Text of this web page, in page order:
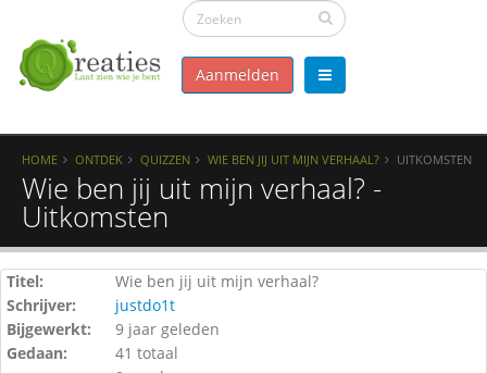
Aanmelden
HOME ONTDEK QUIZZEN WIE BEN JIJ UIT MIJN VERHAAL? UITKOMSTEN
Wie ben jij uit mijn verhaal? -
Uitkomsten
Titel:
Wie ben jij uit mijn verhaal?
Schrijver:
justdo1t
Bijgewerkt:
9 jaar geleden
Gedaan:
41 totaal